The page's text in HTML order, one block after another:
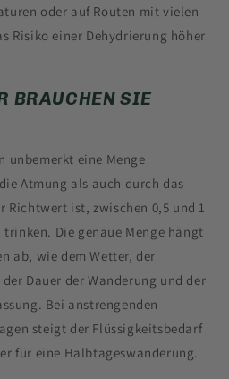
oder auf Routen mit vielen
Risiko einer Dehydrierung höher
BRAUCHEN SIE
unbemerkt eine Menge
Atmung als auch durch das
Richtwert ist, zwischen 0,5 und 1
trinken. Die genaue Menge hängt
ab, wie dem Wetter, der
Dauer der Wanderung und der
Bei anstrengenden
steigt der Flüssigkeitsbedarf
für eine Halbtageswanderung.